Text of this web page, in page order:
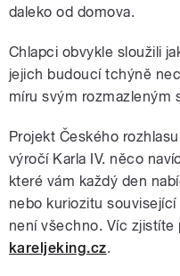
daleko od domova.
Chlapci obvykle sloužili
jejich budoucí tchýně
míru svým rozmazleným
Projekt Českého
výročí Karla IV. něco
které vám každý den
nebo kuriozitu související
není všechno. Víc zjistíte
kareljeking.cz.